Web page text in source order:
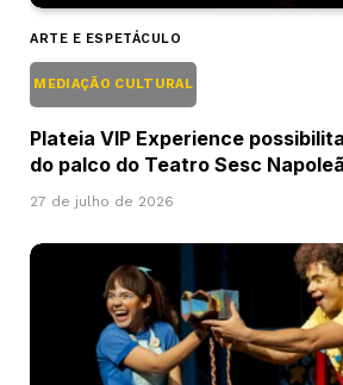
ARTE E ESPETÁCULO
MEDIAÇÃO CULTURAL
Plateia VIP Experience
do palco do Teatro Sesc
27 de julho de 2026